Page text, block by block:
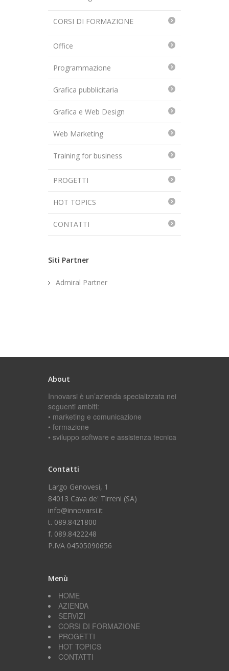
CORSI DI FORMAZIONE
Office
Programmazione
Grafica pubblicitaria
Grafica e Web Design
Web Marketing
Training for business
PROGETTI
HOT TOPICS
CONTATTI
Siti Partner
Admiral Partner
About
Innovarsi è un’azienda specializzata nei
seguenti ambiti:
• marketing e comunicazione
• formazione
• sviluppo software e assistenza tecnica
Contatti
Largo Genovesi, 1
84013 Cava de' Tirreni (SA)
info@innovarsi.it
t. 089.8421800
f. 089.8422248
P.IVA 04505090656
Menù
HOME
AZIENDA
SERVIZI
CORSI DI FORMAZIONE
PROGETTI
HOT TOPICS
CONTATTI